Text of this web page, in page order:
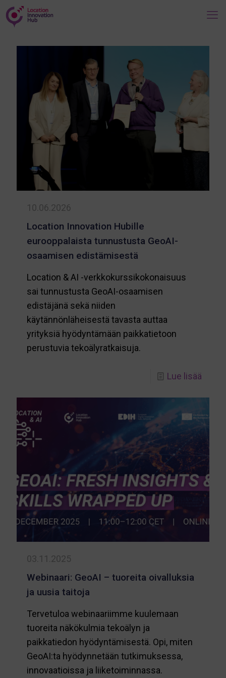
10.06.2026
Location Innovation Hubille
eurooppalaista tunnustusta GeoAI-
osaamisen edistämisestä
Location & AI -verkkokurssikokonaisuus
sai tunnustusta GeoAI-osaamisen
edistäjänä sekä niiden
käytännönläheisestä tavasta auttaa
yrityksiä hyödyntämään paikkatietoon
perustuvia tekoälyratkaisuja.
Lue lisää
03.11.2025
Webinaari: GeoAI – tuoreita oivalluksia
ja uusia taitoja
Tervetuloa webinaariimme kuulemaan
tuoreita näkökulmia tekoälyn ja
paikkatiedon hyödyntämisestä. Opi, miten
GeoAI:ta hyödynnetään tutkimuksessa,
innovaatioissa ja liiketoiminnassa.